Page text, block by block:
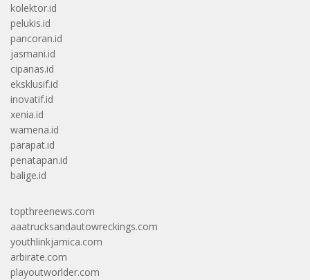
kolektor.id
pelukis.id
pancoran.id
jasmani.id
cipanas.id
eksklusif.id
inovatif.id
xenia.id
wamena.id
parapat.id
penatapan.id
balige.id
topthreenews.com
aaatrucksandautowreckings.com
youthlinkjamica.com
arbirate.com
playoutworlder.com